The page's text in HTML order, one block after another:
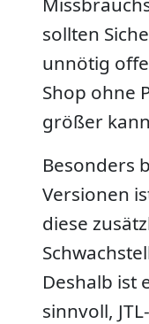
sollten
unnötig
Shop ohne
größer
Besonders
Versionen
diese
Deshalb ist
sinnvoll,